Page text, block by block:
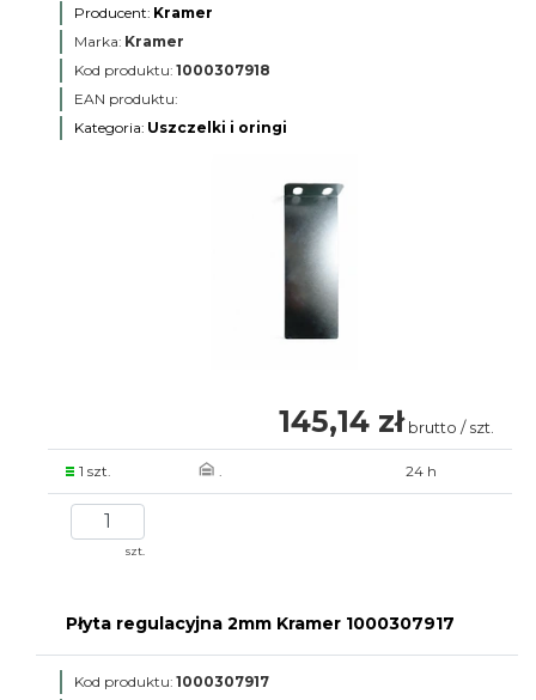
Producent: Kramer
Marka: Kramer
Kod produktu: 1000307918
EAN produktu:
Kategoria: Uszczelki i oringi
145,14 zł brutto / szt.
1 szt. . 24 h
szt.
Płyta regulacyjna 2mm Kramer 1000307917
Kod produktu: 1000307917